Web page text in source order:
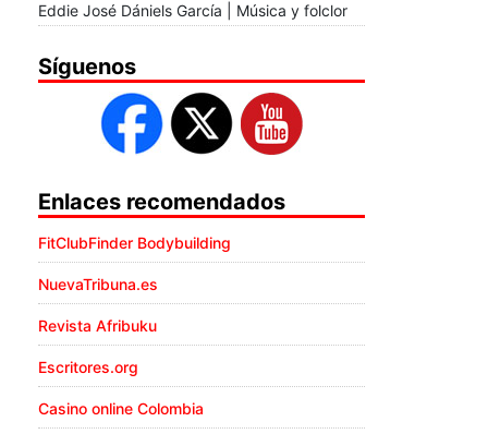
Eddie José Dániels García | Música y folclor
Síguenos
Enlaces recomendados
FitClubFinder Bodybuilding
NuevaTribuna.es
Revista Afribuku
Escritores.org
Casino online Colombia